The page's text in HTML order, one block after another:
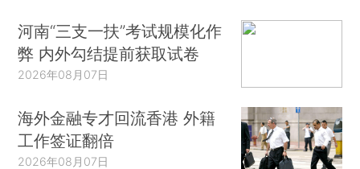
河南“三支一扶”考试规模化作
弊 内外勾结提前获取试卷
2026年08月07日
海外金融专才回流香港 外籍
工作签证翻倍
2026年08月07日